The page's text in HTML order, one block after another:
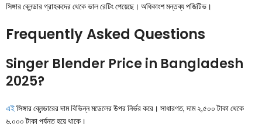
সিঙ্গার ব্লেন্ডার গ্রাহকদের থেকে ভাল রেটিং পেয়েছে। অধিকাংশ মন্তব্য পজিটিভ।
Frequently Asked Questions
Singer Blender Price in Bangladesh
2025?
এইসিঙ্গার ব্লেন্ডারের দাম বিভিন্ন মডেলের উপর নির্ভর করে। সাধারণত, দাম ২,৫০০ টাকা থেকে
৬,০০০ টাকা পর্যন্ত হয়ে থাকে।